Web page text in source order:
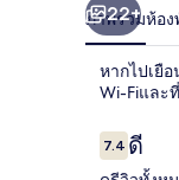
22+
ภาพรวมห้อง
หากไปเยื
Wi-Fiและ
รีวิว
7.47.4 จาก 10
ดี